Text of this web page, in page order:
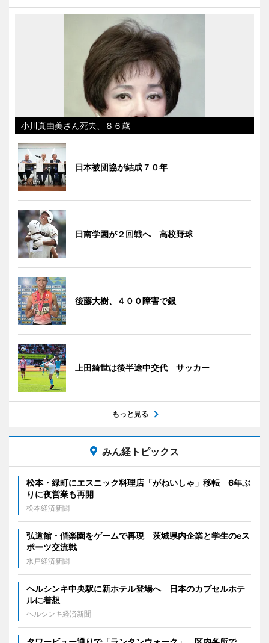
小川真由美さん死去、８６歳
日本被団協が結成７０年
日南学園が２回戦へ 高校野球
後藤大樹、４００障害で銀
上田綺世は後半途中交代 サッカー
もっと見る
みん経トピックス
松本・緑町にエスニック料理店「がねいしゃ」移転 6年ぶ
りに夜営業も再開
松本経済新聞
弘道館・偕楽園をゲームで再現 茨城県内企業と学生のeス
ポーツ交流戦
水戸経済新聞
ヘルシンキ中央駅に新ホテル登場へ 日本のカプセルホテ
ルに着想
ヘルシンキ経済新聞